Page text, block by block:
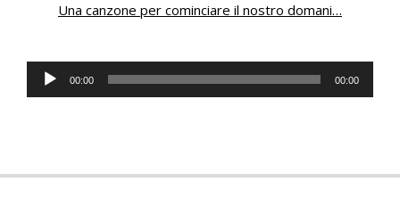
Una canzone per cominciare il nostro domani…
Lecteur
audio
00:00 00:00